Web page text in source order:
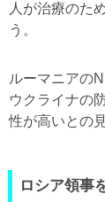
人が治療のた
う。
ルーマニアの
ウクライナの
性が高いとの
ロシア領事